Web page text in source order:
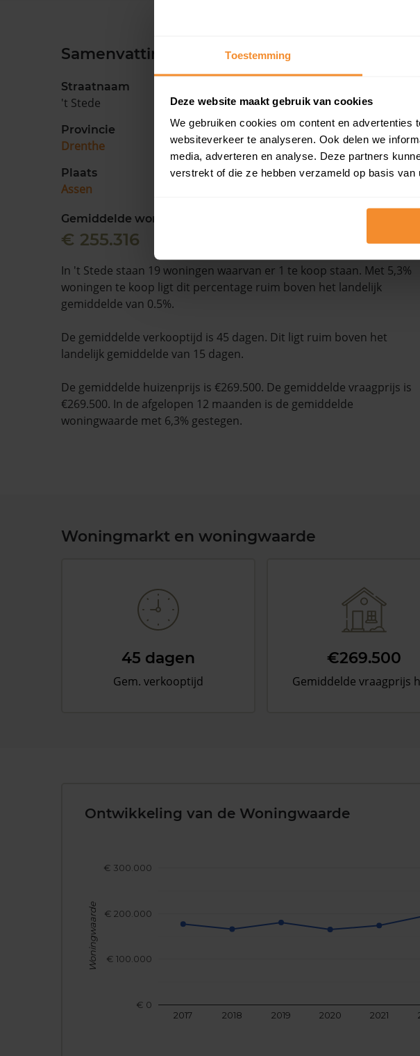
Toestemming
Deze website maakt gebruik van cookies
We gebruiken cookies om content en
websiteverkeer te analyseren. Ook delen we
media, adverteren en analyse. Deze partners
verstrekt of die ze hebben verzameld op basis
Samenvatting
Straatnaam
't Stede
Provincie
Drenthe
Plaats
Assen
Gemiddelde woningwaarde
€ 255.316
In 't Stede staan 19 woningen waarvan er 1 te koop staan. Met 5,3%
woningen te koop ligt dit percentage ruim boven het landelijk
gemiddelde van 0.5%.
De gemiddelde verkooptijd is 45 dagen. Dit ligt ruim boven het
landelijk gemiddelde van 15 dagen.
De gemiddelde huizenprijs is €269.500. De gemiddelde vraagprijs is
€269.500. In de afgelopen 12 maanden is de gemiddelde
woningwaarde met 6,3% gestegen.
Woningmarkt en woningwaarde
45 dagen
Gem. verkooptijd
€269.500
Gemiddelde vraagprijs
Ontwikkeling van de Woningwaarde
2017 2018 2019 2020 2021
€ 0
€ 100.000
€ 200.000
€ 300.000
Woningwaarde